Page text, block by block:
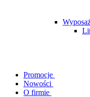
Promocje
Nowości
O firmie